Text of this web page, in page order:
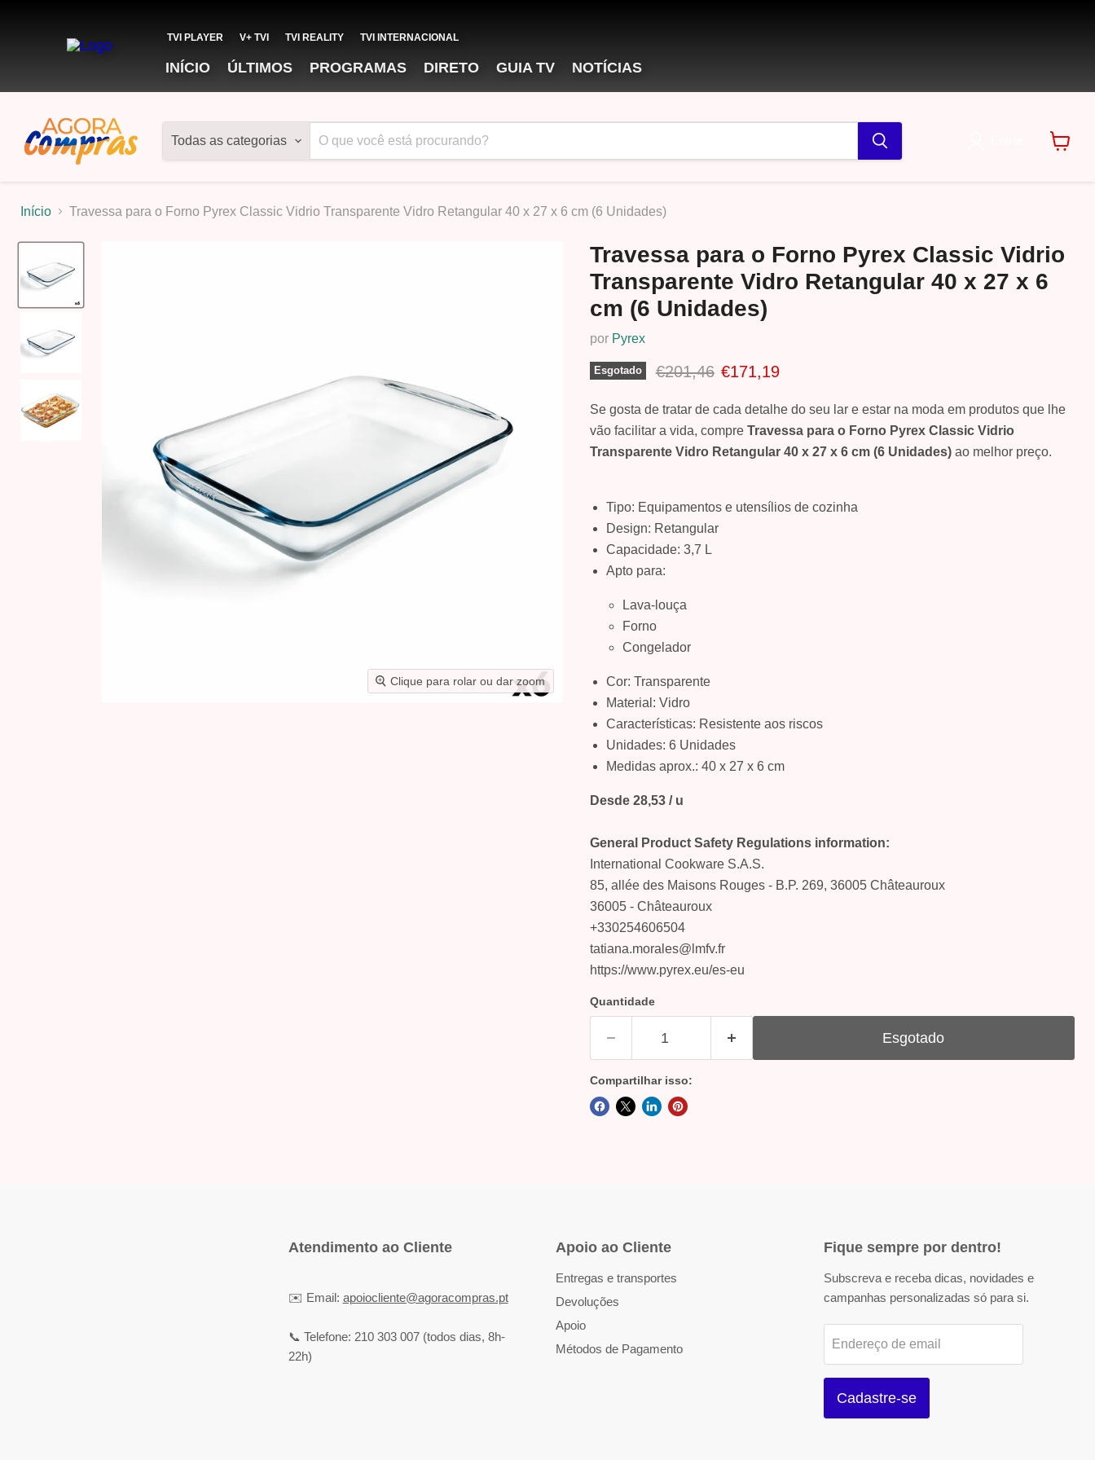
TVI PLAYER V+ TVI TVI REALITY TVI INTERNACIONAL
INÍCIO ÚLTIMOS PROGRAMAS DIRETO GUIA TV NOTÍCIAS
Todas as categorias
Início Travessa para o Forno Pyrex Classic Vidrio Transparente Vidro Retangular 40 x 27 x 6 cm (6 Unidades)
Clique para rolar ou dar zoom
Travessa para o Forno Pyrex Classic Vidrio
Transparente Vidro Retangular 40 x 27 x 6
cm (6 Unidades)
por Pyrex
Esgotado Preço Original
€201,46 Preço Atual
€171,19
Se gosta de tratar de cada detalhe do seu lar e estar na moda em produtos que lhe
vão facilitar a vida, compre Travessa para o Forno Pyrex Classic Vidrio
Transparente Vidro Retangular 40 x 27 x 6 cm (6 Unidades)ao melhor preço.
Tipo: Equipamentos e utensílios de cozinha
Design: Retangular
Capacidade: 3,7 L
Apto para:
Lava-louça
Forno
Congelador
Cor: Transparente
Material: Vidro
Características: Resistente aos riscos
Unidades: 6 Unidades
Medidas aprox.: 40 x 27 x 6 cm
Desde 28,53 / u
General Product Safety Regulations information:
International Cookware S.A.S.
85, allée des Maisons Rouges - B.P. 269, 36005 Châteauroux
36005 - Châteauroux
+330254606504
tatiana.morales@lmfv.fr
https://www.pyrex.eu/es-eu
Quantidade
Esgotado
Compartilhar isso:
Atendimento ao Cliente
✉️ Email: apoiocliente@agoracompras.pt
📞 Telefone: 210 303 007 (todos dias, 8h-
22h)
Apoio ao Cliente
Entregas e transportes
Devoluções
Apoio
Métodos de Pagamento
Fique sempre por dentro!
Subscreva e receba dicas, novidades e
campanhas personalizadas só para si.
Endereço de email
Cadastre-se